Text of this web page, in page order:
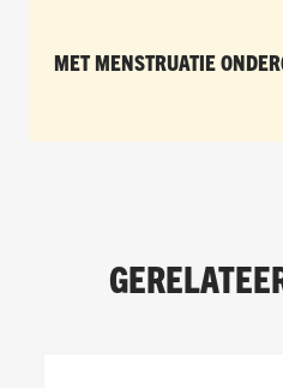
MET MENSTRUATIE